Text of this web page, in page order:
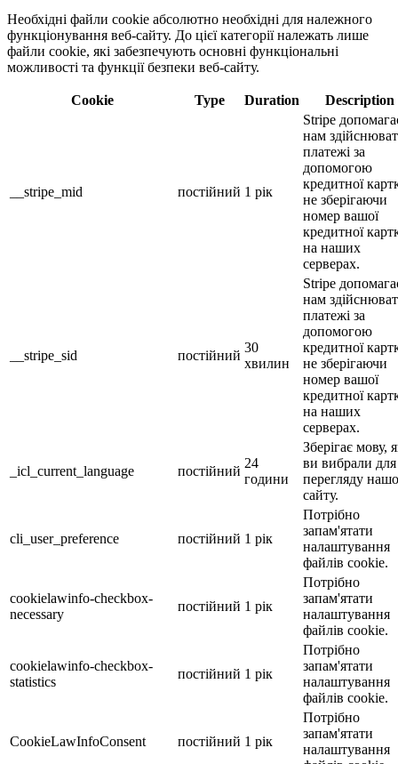
Необхідні файли cookie абсолютно необхідні для належного
функціонування веб-сайту. До цієї категорії належать лише
файли cookie, які забезпечують основні функціональні
можливості та функції безпеки веб-сайту.
Cookie Type Duration Description
__stripe_mid постійний 1 рік
Stripe
нам
платежі за
допомогою
кредитної
не зберігаючи
номер вашої
кредитної
на наших
серверах.
__stripe_sid постійний
30
хвилин
Stripe
нам
платежі за
допомогою
кредитної
не зберігаючи
номер вашої
кредитної
на наших
серверах.
_icl_current_language постійний
24
години
Зберігає мову,
ви вибрали для
перегляду
сайту.
cli_user_preference постійний 1 рік
Потрібно
запам'ятати
налаштування
файлів cookie.
cookielawinfo-checkbox-
necessary
постійний 1 рік
Потрібно
запам'ятати
налаштування
файлів cookie.
cookielawinfo-checkbox-
statistics
постійний 1 рік
Потрібно
запам'ятати
налаштування
файлів cookie.
CookieLawInfoConsent постійний 1 рік
Потрібно
запам'ятати
налаштування